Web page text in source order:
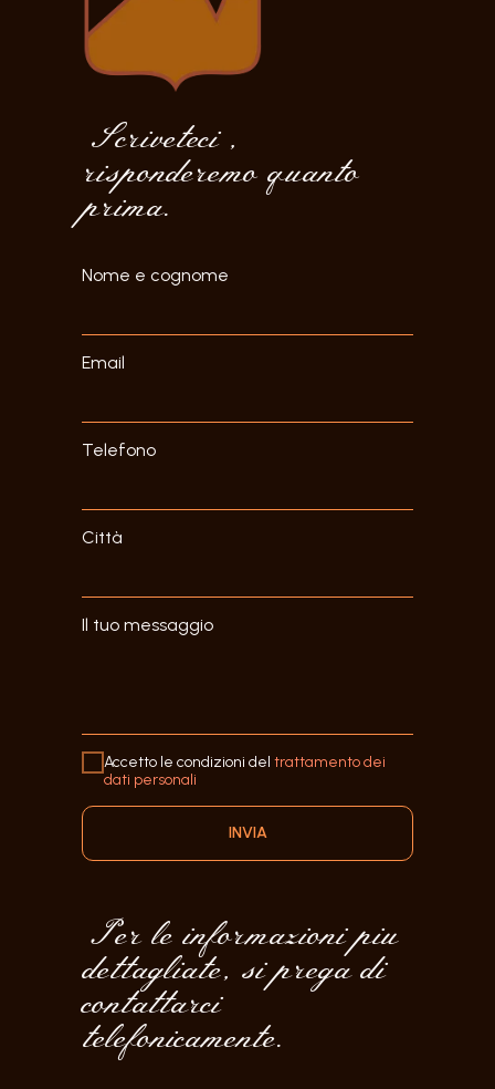
Nome e cognome
Email
Telefono
Città
Il tuo messaggio
Accetto le condizioni del trattamento dei
dati personali
INVIA
Per le informazioni piu
dettagliate, si prega di
contattarci
telefonicamente.
Scriveteci ,
risponderemo quanto
prima.